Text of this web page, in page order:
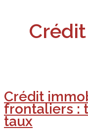
Crédit
frontaliers :
taux